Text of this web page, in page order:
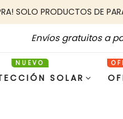
SOLO PRODUCTOS DE
Envíos gratuitos a
SOLAR